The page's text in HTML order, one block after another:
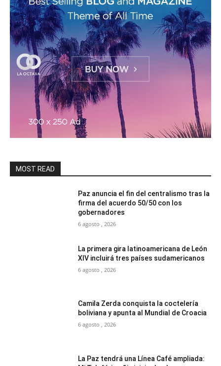
MOST READ
Paz anuncia el fin del centralismo tras la
firma del acuerdo 50/50 con los
gobernadores
6 agosto , 2026
La primera gira latinoamericana de León
XIV incluirá tres países sudamericanos
6 agosto , 2026
Camila Zerda conquista la coctelería
boliviana y apunta al Mundial de Croacia
6 agosto , 2026
La Paz tendrá una Línea Café ampliada: